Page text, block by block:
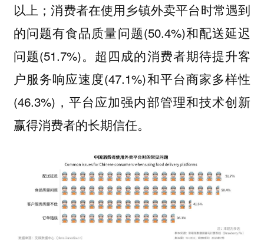
以上；消费者在使用乡镇外卖平台时常遇到
的问题有食品质量问题(50.4%)和配送延迟
问题(51.7%)。超四成的消费者期待提升客
户服务响应速度(47.1%)和平台商家多样性
(46.3%)，平台应加强内部管理和技术创新
赢得消费者的长期信任。